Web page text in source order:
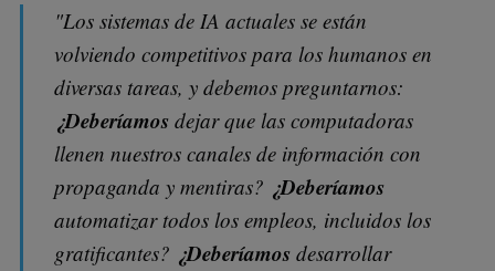
"Los sistemas de IA actuales se están
volviendo competitivos para los humanos en
diversas tareas, y debemos preguntarnos:
¿Deberíamos dejar que las computadoras
llenen nuestros canales de información con
propaganda y mentiras? ¿Deberíamos
automatizar todos los empleos, incluidos los
gratificantes? ¿Deberíamos desarrollar